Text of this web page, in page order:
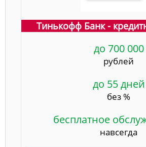
Тинькофф Банк -
до 700 000
рублей
до 55 дней
без %
бесплатное
навсегда